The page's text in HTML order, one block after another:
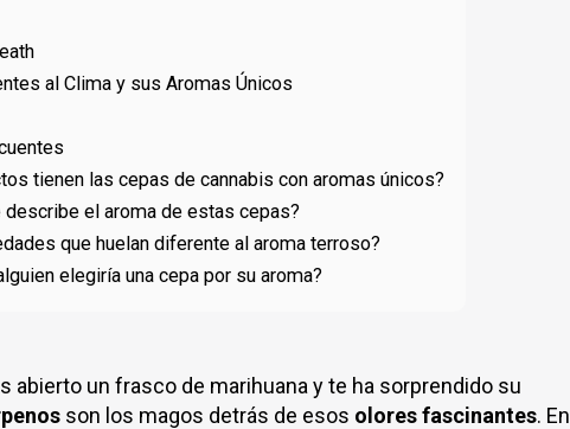
al Clima y sus Aromas Únicos
tienen las cepas de cannabis con aromas únicos?
describe el aroma de estas cepas?
que huelan diferente al aroma terroso?
elegiría una cepa por su aroma?
abierto un frasco de marihuana y te ha sorprendido su
son los magos detrás de esos olores fascinantes. En